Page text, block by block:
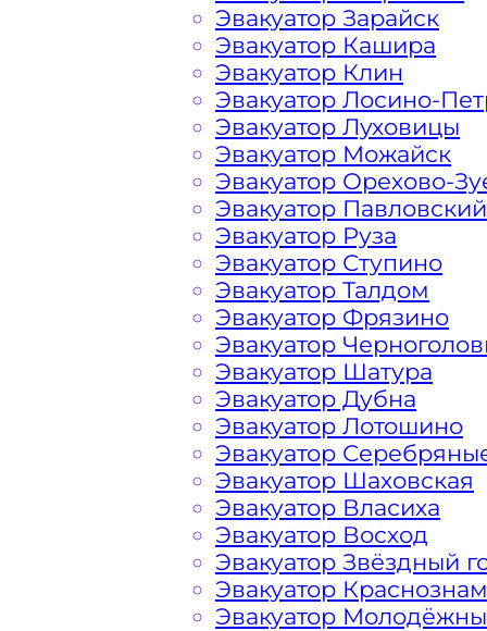
Расчет стоимости эвакуатора за
каждом конкретном случае
готова порадовать доступными
На стоимость эвакуации
Габариты, вес и тип
Заказанный эвакуатор
платформой
Маршрут от места вызова
Киевского шоссе
Затрудняющие факторы –
передач (АКПП)
Сложная эвакуация при аварии,
Эвакуатор Зарайск
Эвакуатор Кашира
Эвакуатор Клин
Эвакуатор Лосино-
Эвакуатор Луховицы
Эвакуатор Можайск
Эвакуатор Орехово-
Эвакуатор
Эвакуатор Руза
Эвакуатор Ступино
Эвакуатор Талдом
Эвакуатор Фрязино
Эвакуатор
Эвакуатор Шатура
Эвакуатор Дубна
Эвакуатор Лотошино
Эвакуатор
Эвакуатор Шаховская
Эвакуатор Власиха
Эвакуатор Восход
Эвакуатор Звёздный
Эвакуатор
Эвакуатор